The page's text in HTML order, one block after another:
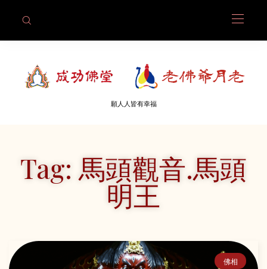
願人人皆有幸福
Tag: 馬頭觀音.馬頭
明王
佛相